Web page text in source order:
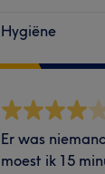
Hygiëne
Er was
moest ik 15